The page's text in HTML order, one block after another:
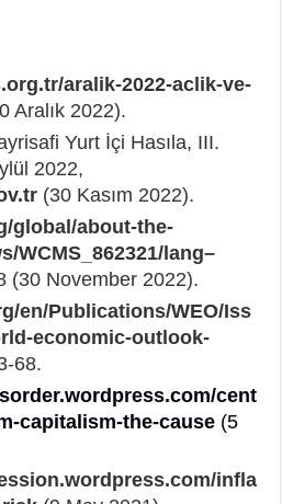
aralik-2022-aclik-ve-
Aralık 2022).
Yurt İçi Hasıla, III.
2022,
(30 Kasım 2022).
global/about-the-
WCMS_862321/lang–
(30 November 2022).
en/Publications/WEO/Iss
economic-outlook-
68.
cent
capitalism-the-cause (5
infla